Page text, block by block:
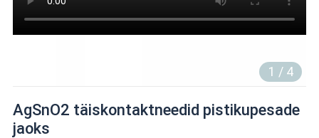
1 / 4
AgSnO2 täiskontaktneedid pistikupesade
jaoks